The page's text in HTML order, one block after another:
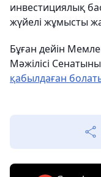
инвестициялық
жүйелі жұмысты
Бұған дейін
Мәжілісі
қабылдаған